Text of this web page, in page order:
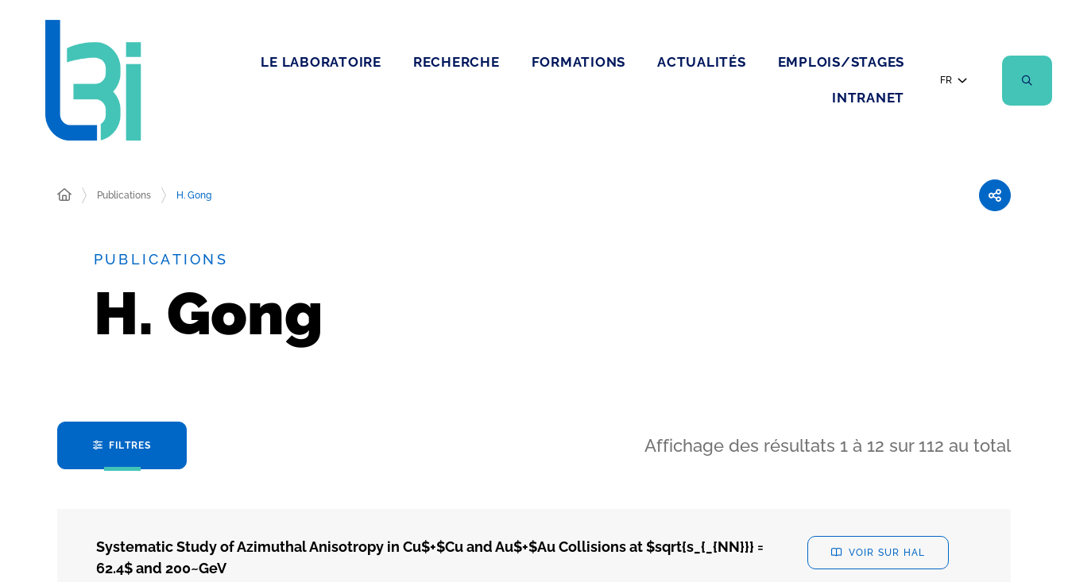
LE LABORATOIRE RECHERCHE FORMATIONS ACTUALITÉS EMPLOIS/STAGES
INTRANET
FR
Publications H. Gong
PUBLICATIONS
H. Gong
FILTRES Affichage des résultats 1 à 12 sur 112 au total
Systematic Study of Azimuthal Anisotropy in Cu$+$Cu and Au$+$Au Collisions at $sqrt{s_{_{NN}}} =
62.4$ and 200~GeV
VOIR SUR HAL